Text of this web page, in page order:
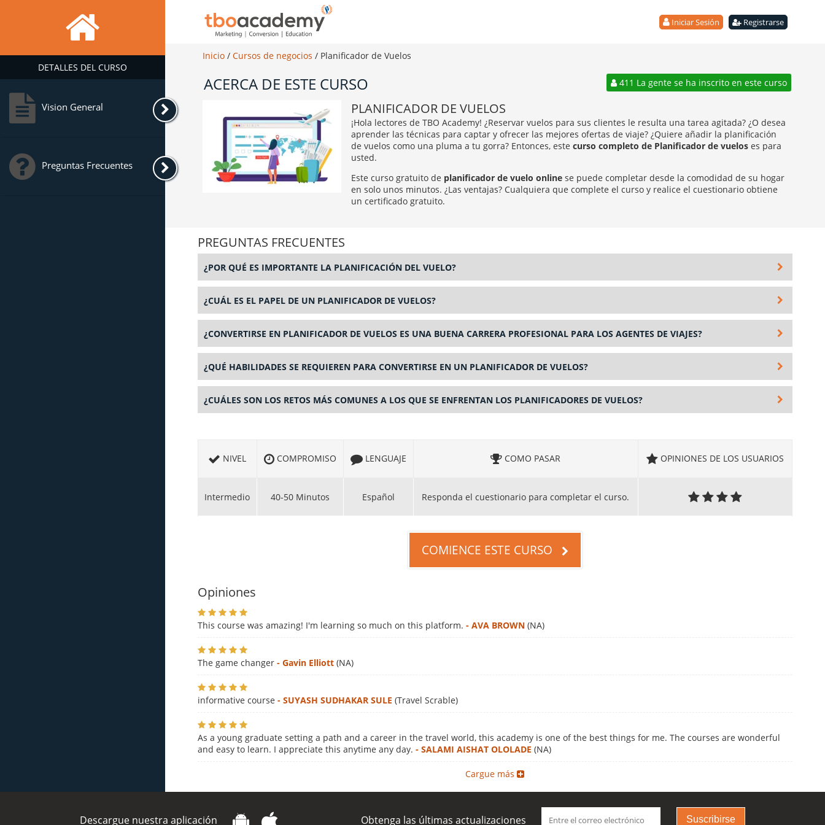
DETALLES DEL CURSO
Vision General
Preguntas Frecuentes
Iniciar Sesión Registrarse
Inicio / Cursos de negocios / Planificador de Vuelos
ACERCA DE ESTE CURSO 411 La gente se ha inscrito en este curso
PLANIFICADOR DE VUELOS
¡Hola lectores de TBO Academy! ¿Reservar vuelos para sus clientes le resulta una tarea agitada? ¿O desea
aprender las técnicas para captar y ofrecer las mejores ofertas de viaje? ¿Quiere añadir la planificación
de vuelos como una pluma a tu gorra? Entonces, estecurso completo de Planificador de vuelos es para
usted.
Este curso gratuito de planificador de vuelo online se puede completar desde la comodidad de su hogar
en solo unos minutos. ¿Las ventajas? Cualquiera que complete el curso y realice el cuestionario obtiene
un certificado gratuito.
PREGUNTAS FRECUENTES
¿POR QUÉ ES IMPORTANTE LA PLANIFICACIÓN DEL VUELO?
¿CUÁL ES EL PAPEL DE UN PLANIFICADOR DE VUELOS?
¿CONVERTIRSE EN PLANIFICADOR DE VUELOS ES UNA BUENA CARRERA PROFESIONAL PARA LOS AGENTES DE VIAJES?
¿QUÉ HABILIDADES SE REQUIEREN PARA CONVERTIRSE EN UN PLANIFICADOR DE VUELOS?
¿CUÁLES SON LOS RETOS MÁS COMUNES A LOS QUE SE ENFRENTAN LOS PLANIFICADORES DE VUELOS?
NIVEL COMPROMISO LENGUAJE COMO PASAR OPINIONES DE LOS USUARIOS
Intermedio 40-50 Minutos Español Responda el cuestionario para completar el curso.
COMIENCE ESTE CURSO
Opiniones
This course was amazing! I'm learning so much on this platform. - AVA BROWN(NA)
The game changer - Gavin Elliott(NA)
informative course - SUYASH SUDHAKAR SULE (Travel Scrable)
As a young graduate setting a path and a career in the travel world, this academy is one of the best things for me. The courses are wonderful
and easy to learn. I appreciate this anytime any day. - SALAMI AISHAT OLOLADE (NA)
Cargue más
Descargue nuestra aplicación Obtenga las últimas actualizaciones Suscribirse